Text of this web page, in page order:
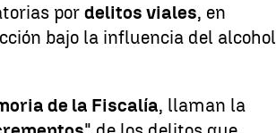
pordelitos viales, en
bajo la influencia del alcohol
de la Fiscalía, llaman la